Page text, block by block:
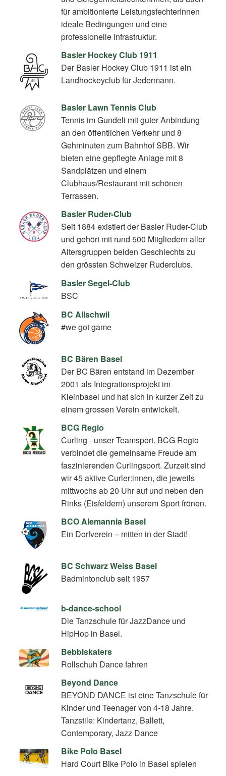
für ambitionierte LeistungsfechterInnen
ideale Bedingungen und eine
professionelle Infrastruktur.
Basler Hockey Club 1911
Der Basler Hockey Club 1911 ist ein
Landhockeyclub für Jedermann.
Basler Lawn Tennis Club
Tennis im Gundeli mit guter Anbindung
an den öffentlichen Verkehr und 8
Gehminuten zum Bahnhof SBB. Wir
bieten eine gepflegte Anlage mit 8
Sandplätzen und einem
Clubhaus/Restaurant mit schönen
Terrassen.
Basler Ruder-Club
Seit 1884 existiert der Basler Ruder-Club
und gehört mit rund 500 Mitgliedern aller
Altersgruppen beiden Geschlechts zu
den grössten Schweizer Ruderclubs.
Basler Segel-Club
BSC
BC Allschwil
#we got game
BC Bären Basel
Der BC Bären entstand im Dezember
2001 als Integrationsprojekt im
Kleinbasel und hat sich in kurzer Zeit zu
einem grossen Verein entwickelt.
BCG Regio
Curling - unser Teamsport. BCG Regio
verbindet die gemeinsame Freude am
faszinierenden Curlingsport. Zurzeit sind
wir 45 aktive Curler:innen, die jeweils
mittwochs ab 20 Uhr auf und neben den
Rinks (Eisfeldern) unserem Sport frönen.
BCO Alemannia Basel
Ein Dorfverein – mitten in der Stadt!
BC Schwarz Weiss Basel
Badmintonclub seit 1957
b-dance-school
Die Tanzschule für JazzDance und
HipHop in Basel.
Bebbiskaters
Rollschuh Dance fahren
Beyond Dance
BEYOND DANCE ist eine Tanzschule für
Kinder und Teenager von 4-18 Jahre.
Tanzstile: Kindertanz, Ballett,
Contemporary, Jazz Dance
Bike Polo Basel
Hard Court Bike Polo in Basel spielen